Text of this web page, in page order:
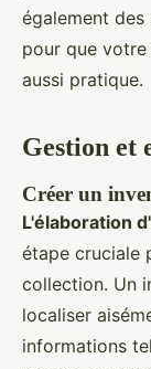
également
pour que
aussi pratique.
Gestion et
Créer un
L'élaboration
étape cruciale
collection. Un
localiser
informations